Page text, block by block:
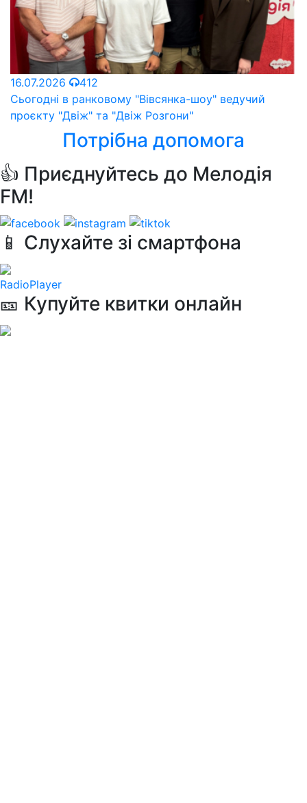
16.07.2026
412
Сьогодні в ранковому "Вівсянка-шоу" ведучий
проєкту "Двіж" та "Двіж Розгони"
Потрібна допомога
👍 Приєднуйтесь до Мелодія
FM!
📱 Слухайте зі смартфона
RadioPlayer
🎫 Купуйте квитки онлайн